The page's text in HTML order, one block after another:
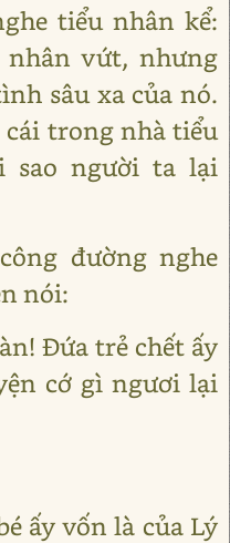
tiểu nhân kể:
vứt, nhưng
sâu xa của nó.
trong nhà tiểu
sao người ta lại
đường nghe
nói:
Đứa trẻ chết ấy
cớ gì ngươi lại
ấy vốn là của Lý